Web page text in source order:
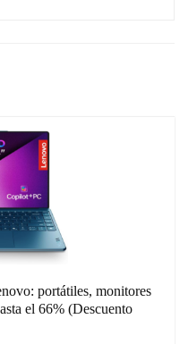
portátiles, monitores
el 66% (Descuento